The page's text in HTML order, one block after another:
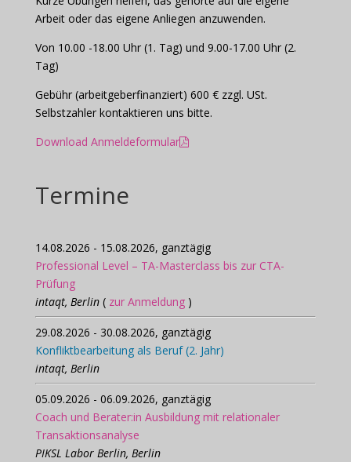
Arbeit oder das eigene Anliegen anzuwenden.
Von 10.00 -18.00 Uhr (1. Tag) und 9.00-17.00 Uhr (2.
Tag)
Gebühr (arbeitgeberfinanziert) 600 € zzgl. USt.
Selbstzahler kontaktieren uns bitte.
Download Anmeldeformular
Termine
14.08.2026 - 15.08.2026, ganztägig
Professional Level – TA-Masterclass bis zur CTA-
Prüfung
intaqt, Berlin ( zur Anmeldung)
29.08.2026 - 30.08.2026, ganztägig
Konfliktbearbeitung als Beruf (2. Jahr)
intaqt, Berlin
05.09.2026 - 06.09.2026, ganztägig
Coach und Berater:in Ausbildung mit relationaler
Transaktionsanalyse
PIKSL Labor Berlin, Berlin